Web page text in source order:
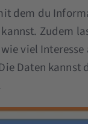
dem du
Zudem
viel
Daten kannst